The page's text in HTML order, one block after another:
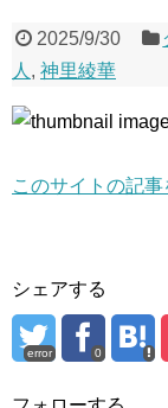
2025/9/30
人 , 神里綾華
このサイトの記事
シェアする
error 0